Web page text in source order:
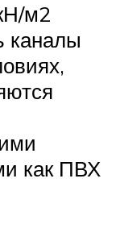
м2
каналы
как ПВХ